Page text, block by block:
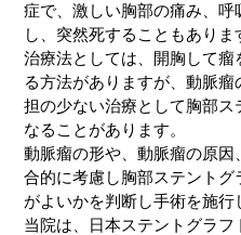
症で、激しい胸部の痛み、呼
し、突然死することもあり
治療法としては、開胸して
る方法がありますが、動脈
担の少ない治療として胸部
なることがあります。
動脈瘤の形や、動脈瘤の原
合的に考慮し胸部ステント
がよいかを判断し手術を施行
当院は、日本ステントグラ